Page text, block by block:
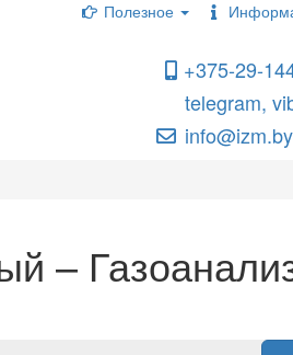
Полезное
+375-29-
telegram,
info@izm.by
–